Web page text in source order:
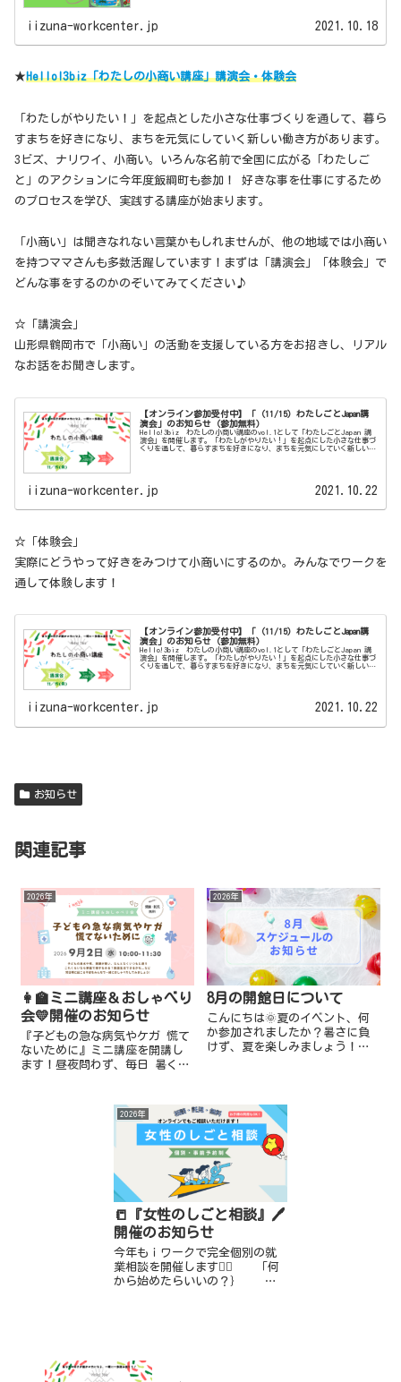
iizuna-workcenter.jp 2021.10.18
★Hello!3biz「わたしの小商い講座」講演会・体験会
「わたしがやりたい！」を起点とした小さな仕事づくりを通して、暮ら
すまちを好きになり、まちを元気にしていく新しい働き方があります。
3ビズ、ナリワイ、小商い。いろんな名前で全国に広がる「わたしご
と」のアクションに今年度飯綱町も参加！ 好きな事を仕事にするため
のプロセスを学び、実践する講座が始まります。
「小商い」は聞きなれない言葉かもしれませんが、他の地域では小商い
を持つママさんも多数活躍しています！まずは「講演会」「体験会」で
どんな事をするのかのぞいてみてください♪
☆「講演会」
山形県鶴岡市で「小商い」の活動を支援している方をお招きし、リアル
なお話をお聞きします。
【オンライン参加受付中】「（11/15）わたしごとJapan講
演会」のお知らせ（参加無料）
Hello!3biz わたしの小商い講座のvol.1として「わたしごとJapan 講
演会」を開催します。「わたしがやりたい！」を起点にした小さな仕事づ
くりを通して、暮らすまちを好きになり、まちを元気にしていく新しい働
iizuna-workcenter.jp 2021.10.22
☆「体験会」
実際にどうやって好きをみつけて小商いにするのか。みんなでワークを
通して体験します！
【オンライン参加受付中】「（11/15）わたしごとJapan講
演会」のお知らせ（参加無料）
Hello!3biz わたしの小商い講座のvol.1として「わたしごとJapan 講
演会」を開催します。「わたしがやりたい！」を起点にした小さな仕事づ
くりを通して、暮らすまちを好きになり、まちを元気にしていく新しい働
iizuna-workcenter.jp 2021.10.22
お知らせ
関連記事
2026年
👩‍🏫ミニ講座＆おしゃべり
会💛開催のお知らせ
『子どもの急な病気やケガ 慌て
ないために』ミニ講座を開講し
ます！昼夜問わず、毎日 暑くて
う子どもの様子に、集団生活ど
うしよう😥受診する？これくら
2026年
8月の開館日について
こんにちは🌞夏のイベント、何
か参加されましたか？暑さに負
けず、夏を楽しみましょう！ｉ
日(水)～8月14日(金)、8月...
2026年
📒『女性のしごと相談』🖊️
開催のお知らせ
今年もｉワークで完全個別の就
業相談を開催します💁‍♀️ 「何
から始めたらいいの？｝